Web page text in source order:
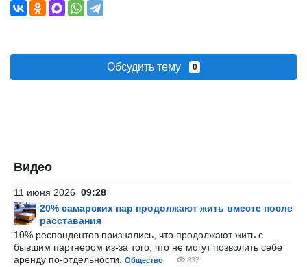
Обсудить тему 0
Видео
11 июня 2026 09:28
20% самарских пар продолжают жить вместе после
расставания
10% респондентов признались, что продолжают жить с
бывшим партнером из-за того, что не могут позволить себе
аренду по-отдельности.
Общество 832